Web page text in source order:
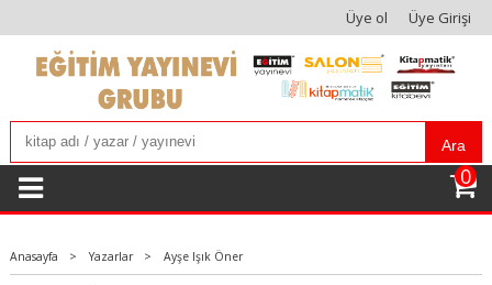
Üye ol Üye Girişi
Ara
0
Anasayfa > Yazarlar > Ayşe Işık Öner